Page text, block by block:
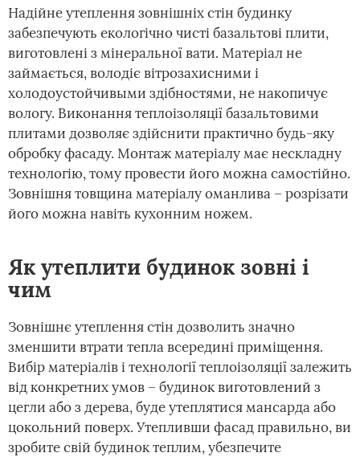
Надійне утеплення зовнішніх стін будинку
забезпечують екологічно чисті базальтові плити,
виготовлені з мінеральної вати. Матеріал не
займається, володіє вітрозахисними і
холодоустойчивыми здібностями, не накопичує
вологу. Виконання теплоізоляції базальтовими
плитами дозволяє здійснити практично будь-яку
обробку фасаду. Монтаж матеріалу має нескладну
технологію, тому провести його можна самостійно.
Зовнішня товщина матеріалу оманлива – розрізати
його можна навіть кухонним ножем.
Як утеплити будинок зовні і
чим
Зовнішнє утеплення стін дозволить значно
зменшити втрати тепла всередині приміщення.
Вибір матеріалів і технології теплоізоляції залежить
від конкретних умов – будинок виготовлений з
цегли або з дерева, буде утеплятися мансарда або
цокольний поверх. Утепливши фасад правильно, ви
зробите свій будинок теплим, убезпечите